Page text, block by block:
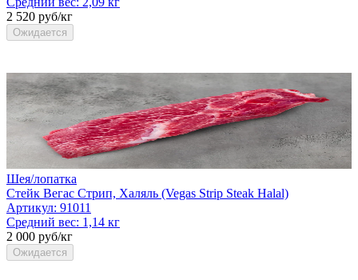
2 520 руб/кг
Ожидается
Шея/лопатка
Стейк Вегас Стрип, Халяль (Vegas Strip Steak Halal)
Артикул: 91011
Средний вес: 1,14 кг
2 000 руб/кг
Ожидается